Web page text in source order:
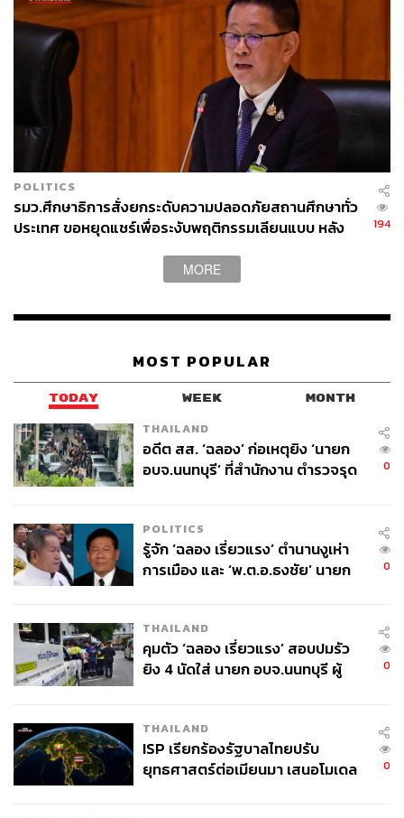
POLITICS
รมว.ศึกษาธิการสั่งยกระดับความปลอดภัยสถานศึกษาทั่ว
ประเทศ ขอหยุดแชร์เพื่อระงับพฤติกรรมเลียนแบบ หลัง
194
MORE
MOST POPULAR
TODAY WEEK MONTH
THAILAND
อดีต สส. ‘ฉลอง’ ก่อเหตุยิง ‘นายก
อบจ.นนทบุรี’ ที่สำนักงาน ตำรวจรุด
0
POLITICS
รู้จัก ‘ฉลอง เรี่ยวแรง’ ตำนานงูเห่า
การเมือง และ ‘พ.ต.อ.ธงชัย’ นายก
0
THAILAND
คุมตัว ‘ฉลอง เรี่ยวแรง’ สอบปมรัว
ยิง 4 นัดใส่ นายก อบจ.นนทบุรี ผู้
0
THAILAND
ISP เรียกร้องรัฐบาลไทยปรับ
ยุทธศาสตร์ต่อเมียนมา เสนอโมเดล
0